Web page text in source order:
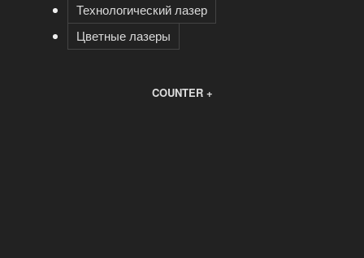
Технологический лазер
Цветные лазеры
COUNTER +